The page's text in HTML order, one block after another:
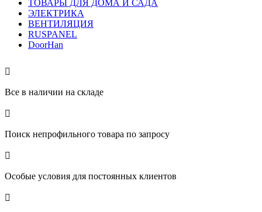
ТОВАРЫ ДЛЯ ДОМА И САДА
ЭЛЕКТРИКА
ВЕНТИЛЯЦИЯ
RUSPANEL
DoorHan

Все в наличии на складе

Поиск непрофильного товара по запросу

Особые условия для постоянных клиентов
